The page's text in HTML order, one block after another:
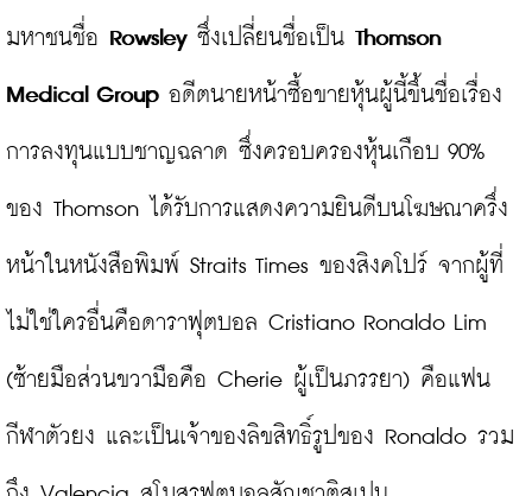
มหาชนชื่อ Rowsley ซึ่งเปลี่ยนชื่อเป็น Thomson
Medical Group อดีตนายหน้าซื้อขายหุ้นผู้นี้ขึ้นชื่อเรื่อง
การลงทุนแบบชาญฉลาด ซึ่งครอบครองหุ้นเกือบ 90%
ของ Thomson ได้รับการแสดงความยินดีบนโฆษณาครึ่ง
หน้าในหนังสือพิมพ์ Straits Times ของสิงคโปร์ จากผู้ที่
ไม่ใช่ใครอื่นคือดาราฟุตบอล Cristiano Ronaldo Lim
(ซ้ายมือส่วนขวามือคือ Cherie ผู้เป็นภรรยา) คือแฟน
กีฬาตัวยง และเป็นเจ้าของลิขสิทธิ์รูปของ Ronaldo รวม